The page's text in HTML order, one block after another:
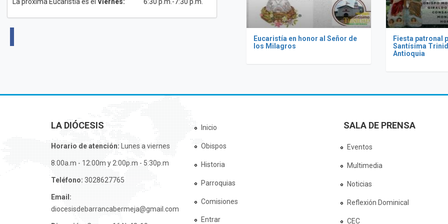
Eucaristía en honor al Señor de
los Milagros
Fiesta patronal
Santísima
Antioquia
LA DIÓCESIS
Horario de atención:Lunes a viernes
8:00a.m - 12:00m y 2:00p.m - 5:30p.m
Teléfono:3028627765
Email:
diocesisdebarrancabermeja@gmail.com
Inicio
Obispos
Historia
Parroquias
Comisiones
Entrar
SALA DE PRENSA
Eventos
Multimedia
Noticias
Reflexión Dominical
CEC